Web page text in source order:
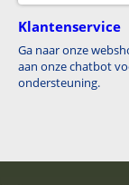
Klantenservice
Ga naar onze
aan onze chatbot
ondersteuning.